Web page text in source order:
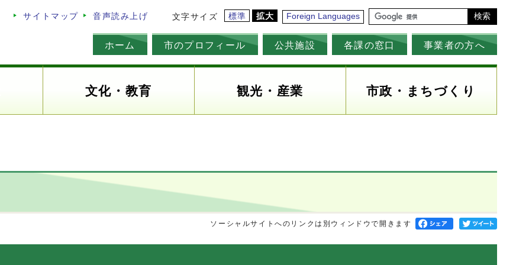
サイトマップ 音声読み上げ 文字サイズ 標準 拡大 Foreign Languages 検索
ホーム 市のプロフィール 公共施設 各課の窓口 事業者の方へ
文化・教育 観光・産業 市政・まちづくり
ソーシャルサイトへのリンクは別ウィンドウで開きます